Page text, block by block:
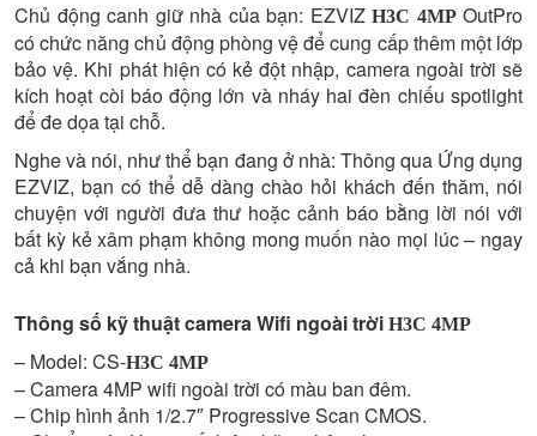
Chủ động canh giữ nhà của bạn: EZVIZ H3C 4MPOutPro
có chức năng chủ động phòng vệ để cung cấp thêm một lớp
bảo vệ. Khi phát hiện có kẻ đột nhập, camera ngoài trời sẽ
kích hoạt còi báo động lớn và nháy hai đèn chiếu spotlight
để đe dọa tại chỗ.
Nghe và nói, như thể bạn đang ở nhà: Thông qua Ứng dụng
EZVIZ, bạn có thể dễ dàng chào hỏi khách đến thăm, nói
chuyện với người đưa thư hoặc cảnh báo bằng lời nói với
bất kỳ kẻ xâm phạm không mong muốn nào mọi lúc – ngay
cả khi bạn vắng nhà.
Thông số kỹ thuật camera Wifi ngoài trời H3C 4MP
– Model: CS-H3C 4MP
– Camera 4MP wifi ngoài trời có màu ban đêm.
– Chip hình ảnh 1/2.7″ Progressive Scan CMOS.